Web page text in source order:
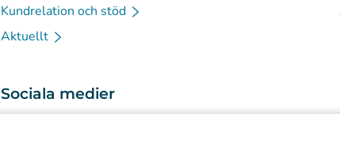
Kundrelation och stöd
Aktuellt
Sociala medier